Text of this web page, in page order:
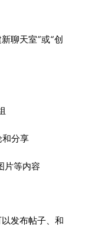
聊天室”或“创
和分享
片等内容
发布帖子、和